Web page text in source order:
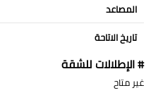
المصاعد
تاريخ الاتاحة
# الإطلالات للشقة
غير متاح